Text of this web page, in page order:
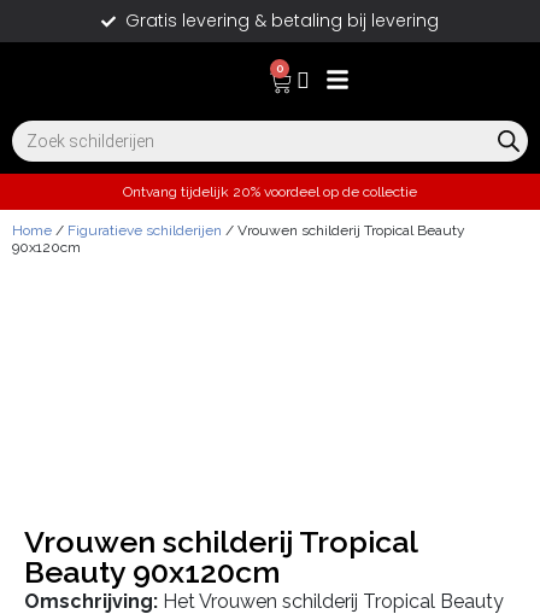
Gratis levering & betaling bij levering
0
Ontvang tijdelijk 20% voordeel op de collectie
Home / Figuratieve schilderijen / Vrouwen schilderij Tropical Beauty
90x120cm
Vrouwen schilderij Tropical
Beauty 90x120cm
Omschrijving: Het Vrouwen schilderij Tropical Beauty